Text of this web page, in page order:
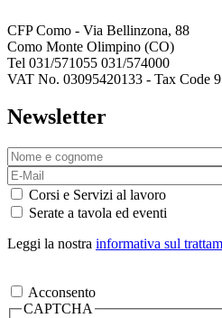
CFP Como - Via Bellinzona, 88
Como Monte Olimpino (CO)
Tel 031/571055 031/574000
VAT No. 03095420133 - Tax Code
Newsletter
Corsi e Servizi al lavoro
Serate a tavola ed eventi
Leggi la nostra informativa sul
Acconsento
CAPTCHA